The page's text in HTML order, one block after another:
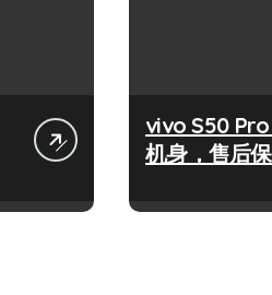
vivo S50
机身，售后